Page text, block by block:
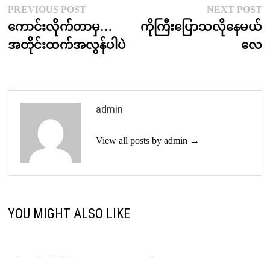
Post
navigation
PREVIOUS POSTPrevious
post:
ကောင်းလိုက်တာမှ…
အတိုင်းထက်အလွန်ပါပဲ
NEXT POST
ကိုကြီးပြောသလိုနေမယ်
လေ
admin
View all posts by admin →
YOU MIGHT ALSO LIKE